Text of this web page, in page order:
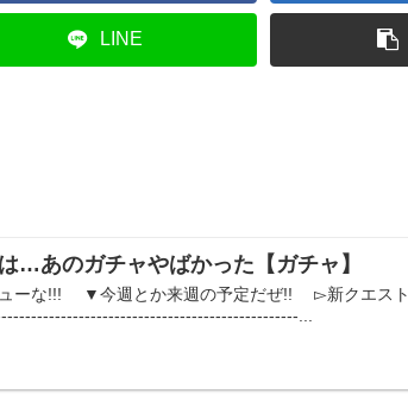
LINE
…あのガチャやばかった【ガチャ】
ューな!!! ▼今週とか来週の予定だぜ!! ▻新クエ
...